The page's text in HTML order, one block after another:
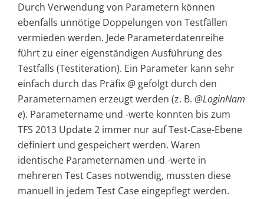
Durch Verwendung von Parametern können
ebenfalls unnötige Doppelungen von Testfällen
vermieden werden. Jede Parameterdatenreihe
führt zu einer eigenständigen Ausführung des
Testfalls (Testiteration). Ein Parameter kann sehr
einfach durch das Präfix@ gefolgt durch den
Parameternamen erzeugt werden (z. B. @LoginNam
e). Parametername und -werte konnten bis zum
TFS 2013 Update 2 immer nur auf Test-Case-Ebene
definiert und gespeichert werden. Waren
identische Parameternamen und -werte in
mehreren Test Cases notwendig, mussten diese
manuell in jedem Test Case eingepflegt werden.